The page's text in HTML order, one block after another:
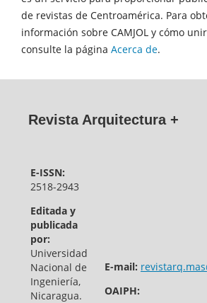
de revistas de Centroamérica. Para
información sobre CAMJOL y cómo
consulte la página Acerca de.
Revista Arquitectura
E-ISSN:
2518-2943
Editada y
publicada
por:
Universidad
Nacional de
Ingeniería,
Nicaragua.
E-mail:
OAIPH: